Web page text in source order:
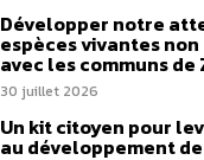
Développer notre
espèces vivantes
avec les communs de
30 juillet 2026
Un kit citoyen pour
au développement